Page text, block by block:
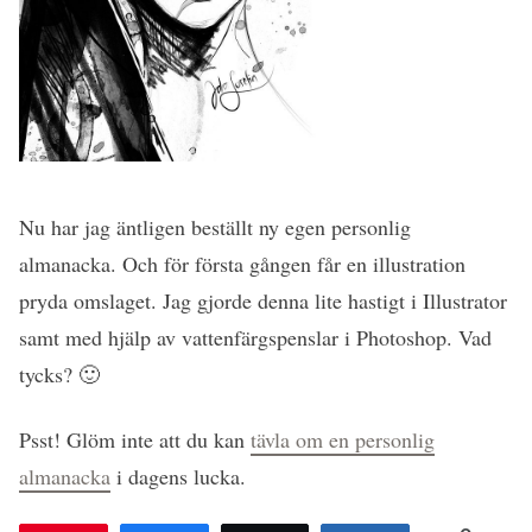
Nu har jag äntligen beställt ny egen personlig
almanacka. Och för första gången får en illustration
pryda omslaget. Jag gjorde denna lite hastigt i Illustrator
samt med hjälp av vattenfärgspenslar i Photoshop. Vad
tycks? 🙂
Psst! Glöm inte att du kan tävla om en personlig
almanacka i dagens lucka.